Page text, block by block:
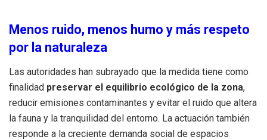
Menos ruido, menos humo y más respeto
por la naturaleza
Las autoridades han subrayado que la medida tiene como
finalidad preservar el equilibrio ecológico de la zona,
reducir emisiones contaminantes y evitar el ruido que altera
la fauna y la tranquilidad del entorno. La actuación también
responde a la creciente demanda social de espacios